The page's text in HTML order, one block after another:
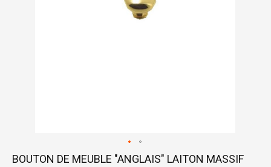
Skip
BOUTON DE MEUBLE "ANGLAIS" LAITON MASSIF